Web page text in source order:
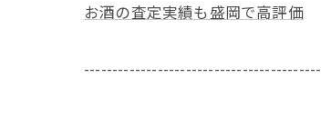
お酒の査定実績も盛岡で高評価